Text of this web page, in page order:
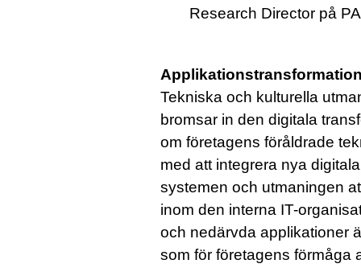
Research Director på
Tekniska och kulturella
bromsar in den digitala
om företagens föråldrade
med att integrera nya
systemen och utmaningen
inom den interna IT-
och nedärvda applikationer
som för företagens förmåga